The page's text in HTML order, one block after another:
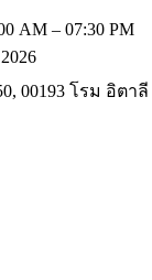
AM – 07:30 PM
00193 โรม อิตาลี